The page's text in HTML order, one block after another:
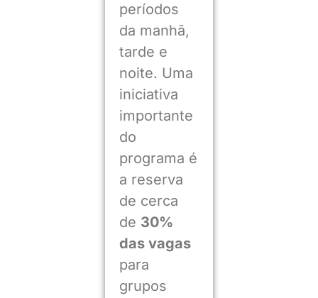
períodos
da manhã,
tarde e
noite. Uma
iniciativa
importante
do
programa é
a reserva
de cerca
de 30%
das vagas
para
grupos